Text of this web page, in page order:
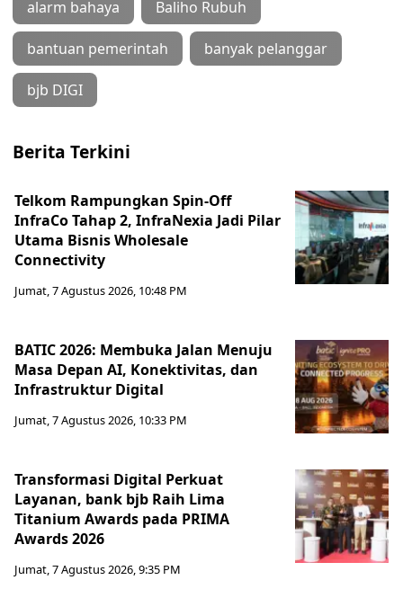
alarm bahaya Baliho Rubuh
bantuan pemerintah banyak pelanggar
bjb DIGI
Berita Terkini
Telkom Rampungkan Spin-Off
InfraCo Tahap 2, InfraNexia Jadi Pilar
Utama Bisnis Wholesale
Connectivity
Jumat, 7 Agustus 2026, 10:48 PM
BATIC 2026: Membuka Jalan Menuju
Masa Depan AI, Konektivitas, dan
Infrastruktur Digital
Jumat, 7 Agustus 2026, 10:33 PM
Transformasi Digital Perkuat
Layanan, bank bjb Raih Lima
Titanium Awards pada PRIMA
Awards 2026
Jumat, 7 Agustus 2026, 9:35 PM